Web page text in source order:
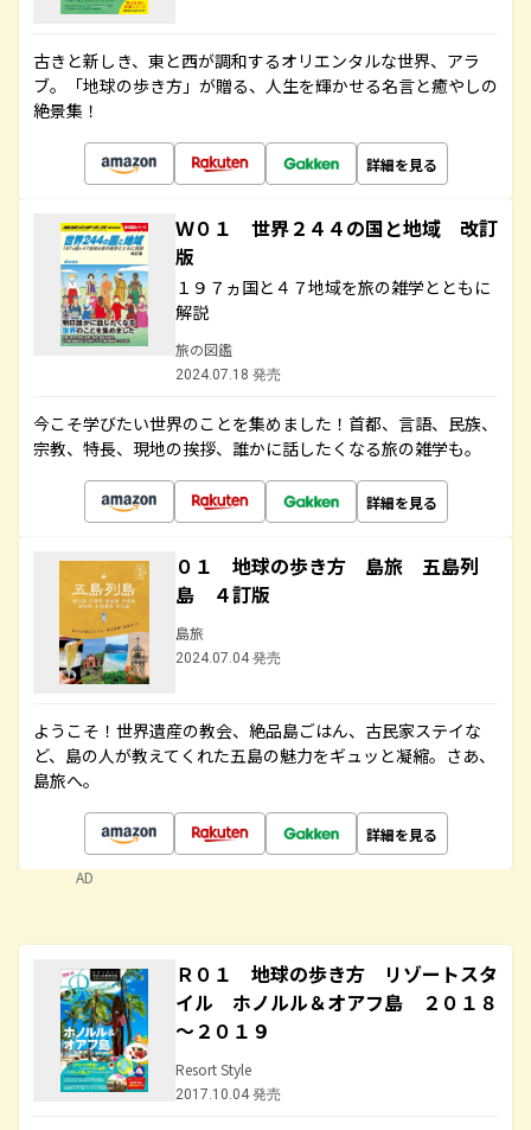
古きと新しき、東と西が調和するオリエンタルな世界、アラ
ブ。「地球の歩き方」が贈る、人生を輝かせる名言と癒やしの
絶景集！
詳細を見る
Ｗ０１ 世界２４４の国と地域 改訂
版
１９７ヵ国と４７地域を旅の雑学とともに
解説
旅の図鑑
2024.07.18 発売
今こそ学びたい世界のことを集めました！首都、言語、民族、
宗教、特長、現地の挨拶、誰かに話したくなる旅の雑学も。
詳細を見る
０１ 地球の歩き方 島旅 五島列
島 ４訂版
島旅
2024.07.04 発売
ようこそ！世界遺産の教会、絶品島ごはん、古民家ステイな
ど、島の人が教えてくれた五島の魅力をギュッと凝縮。さあ、
島旅へ。
詳細を見る
AD
Ｒ０１ 地球の歩き方 リゾートスタ
イル ホノルル＆オアフ島 ２０１８
～２０１９
Resort Style
2017.10.04 発売